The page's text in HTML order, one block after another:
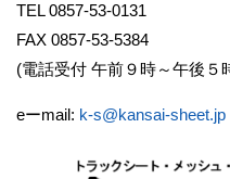
TEL 0857-53-0131
FAX 0857-53-5384
(電話受付 午前９時～午後５
eーmail: k-s@kansai-sheet.jp